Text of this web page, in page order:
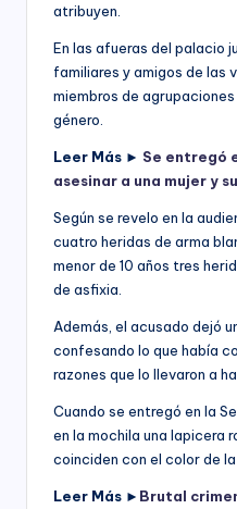
atribuyen.
En las afueras del palacio
familiares y amigos de las
miembros de
género.
Leer Más ► Se entregó
asesinar a una mujer y
Según se revelo en la
cuatro heridas de arma
menor de 10 años tres
de asfixia.
Además, el acusado dejó
confesando lo que había
razones que lo llevaron a
Cuando se entregó en la
en la mochila una lapicera
coinciden con el color de
Leer Más ► Brutal